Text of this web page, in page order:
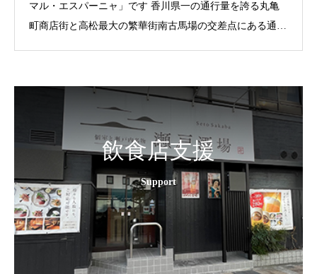
マル・エスパーニャ」です 香川県一の通行量を誇る丸亀
町商店街と高松最大の繁華街南古馬場の交差点にある通称
種類をご用意。お気に入りのワインと気取らずフォーク片
手にタパスをつまみながらワイワイ高松の夜を楽しんでく
ださい。
飲食店支援
Support